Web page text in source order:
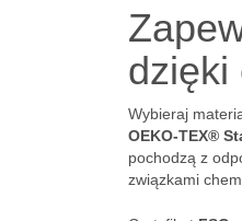
dzięki
Wybieraj
OEKO-TEX®
pochodzą z
związkami